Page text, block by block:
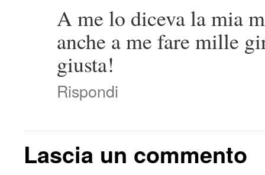
A me lo diceva la mia
anche a me fare mille
giusta!
Rispondi
Lascia un commento